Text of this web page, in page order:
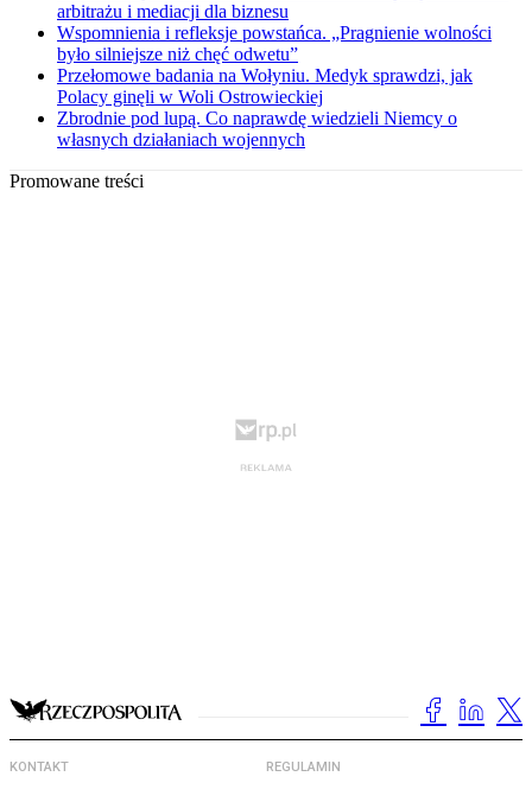
arbitrażu i mediacji dla biznesu
Wspomnienia i refleksje powstańca. „Pragnienie wolności
było silniejsze niż chęć odwetu”
Przełomowe badania na Wołyniu. Medyk sprawdzi, jak
Polacy ginęli w Woli Ostrowieckiej
Zbrodnie pod lupą. Co naprawdę wiedzieli Niemcy o
własnych działaniach wojennych
Promowane treści
KONTAKT REGULAMIN